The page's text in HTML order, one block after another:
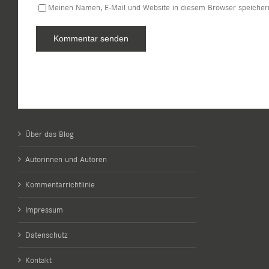
Meinen Namen, E-Mail und Website in diesem Browser
Über das Blog
Autorinnen und Autoren
Kommentarrichtlinie
Impressum
Datenschutz
Kontakt